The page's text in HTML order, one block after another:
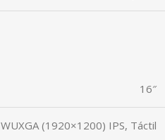
16″
WUXGA (1920×1200) IPS, Táctil